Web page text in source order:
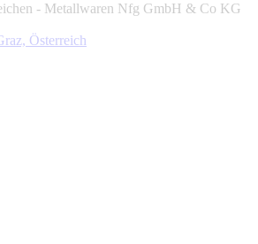
- Metallwaren Nfg GmbH & Co KG
Österreich